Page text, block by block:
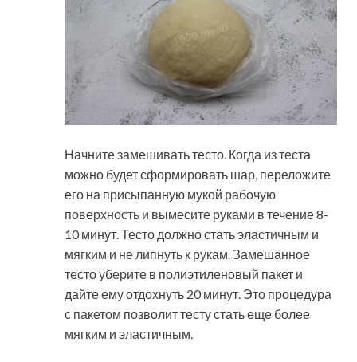
Начните замешивать тесто. Когда из теста
можно будет сформировать шар, переложите
его на присыпанную мукой рабочую
поверхность и вымесите руками в течение 8-
10 минут. Тесто должно стать эластичным и
мягким и не липнуть к рукам. Замешанное
тесто уберите в полиэтиленовый пакет и
дайте ему отдохнуть 20 минут. Это процедура
с пакетом позволит тесту стать еще более
мягким и эластичным.